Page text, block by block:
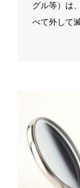
グル等）は
べて外して